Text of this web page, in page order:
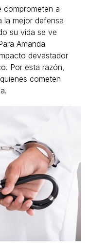
comprometen a
la mejor defensa
su vida se ve
Amanda
devastador
Por esta razón,
cometen